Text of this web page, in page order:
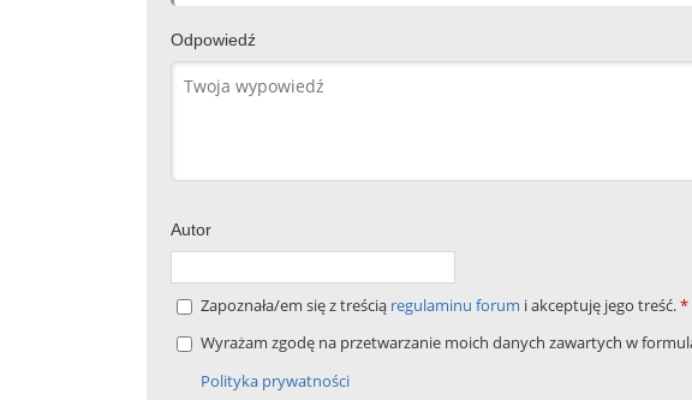
Odpowiedź
Autor
Zapoznała/em się z treścią regulaminu forum i akceptuję jego treść.*
Wyrażam zgodę na przetwarzanie moich danych zawartych w
Polityka prywatności